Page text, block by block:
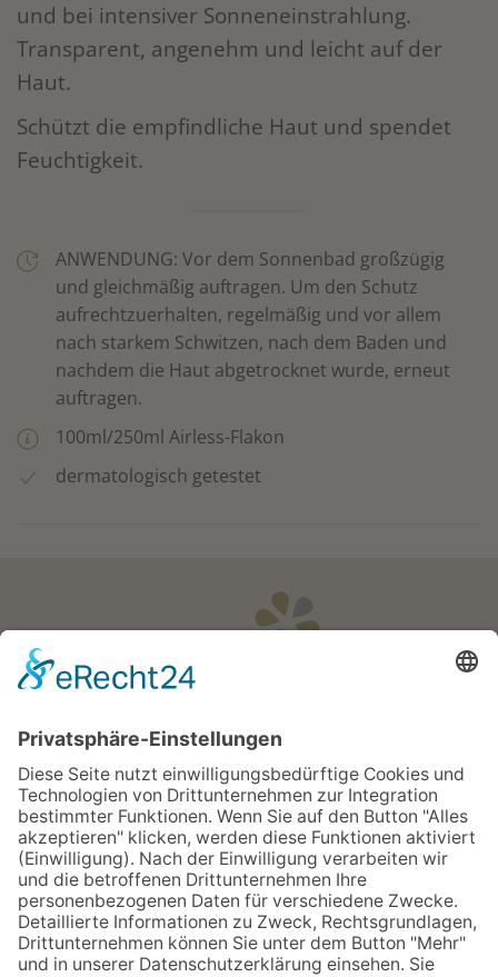
und bei intensiver Sonneneinstrahlung.
Transparent, angenehm und leicht auf der
Haut.
Schützt die empfindliche Haut und spendet
Feuchtigkeit.
ANWENDUNG: Vor dem Sonnenbad großzügig
und gleichmäßig auftragen. Um den Schutz
aufrechtzuerhalten, regelmäßig und vor allem
nach starkem Schwitzen, nach dem Baden und
nachdem die Haut abgetrocknet wurde, erneut
auftragen.
100ml/250ml Airless-Flakon
dermatologisch getestet
Öffnungszeiten
Apotheken Notdienst:
Bereitschaftsdienste